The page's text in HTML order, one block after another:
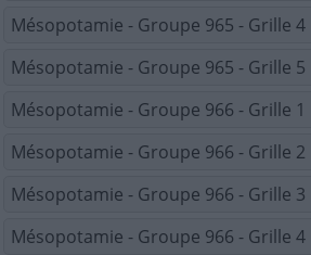
Mésopotamie - Groupe 965 - Grille 4
Mésopotamie - Groupe 965 - Grille 5
Mésopotamie - Groupe 966 - Grille 1
Mésopotamie - Groupe 966 - Grille 2
Mésopotamie - Groupe 966 - Grille 3
Mésopotamie - Groupe 966 - Grille 4